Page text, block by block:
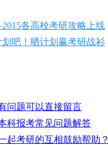
各高校考研攻略上线
吧！晒计划赢考研战衫
问题可以直接留言
科报考常见问题解答
起考研的互相鼓励帮助？